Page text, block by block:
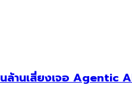
านเสี่ยงเจอ Agentic